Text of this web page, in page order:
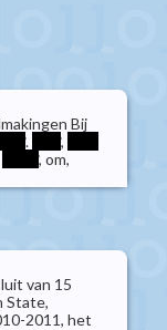
Bij
. ,
, om,
van 15
State,
2011, het